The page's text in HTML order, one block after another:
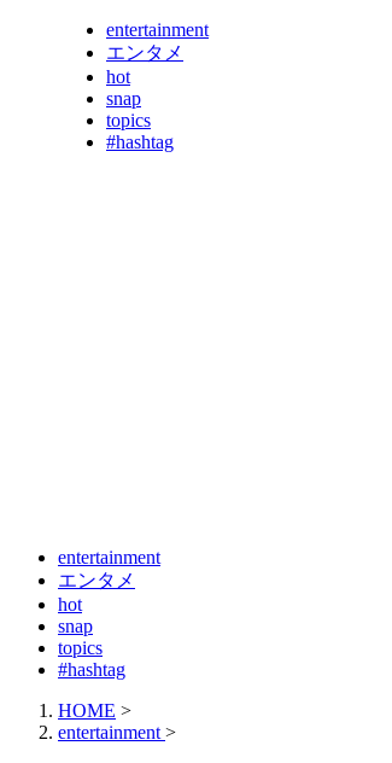
entertainment
エンタメ
hot
snap
topics
#hashtag
entertainment
エンタメ
hot
snap
topics
#hashtag
HOME >
entertainment >